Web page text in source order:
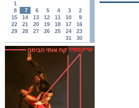
1
2
3
4
5
6
7
8
9
10
11
12
13
14
15
16
17
18
19
20
21
22
23
24
25
26
27
28
29
30
31